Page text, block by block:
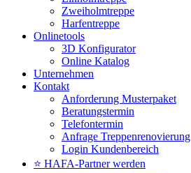
Zweiholmtreppe
Harfentreppe
Onlinetools
3D Konfigurator
Online Katalog
Unternehmen
Kontakt
Anforderung Musterpaket
Beratungstermin
Telefontermin
Anfrage Treppenrenovierung
Login Kundenbereich
⭐ HAFA-Partner werden